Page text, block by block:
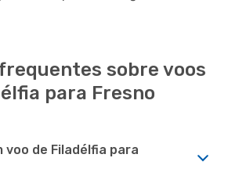
sobre voos
para Fresno
voo de Filadélfia para